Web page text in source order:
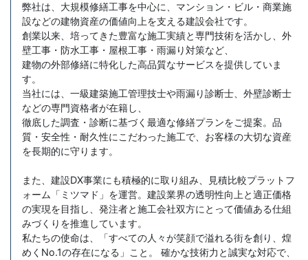
弊社は、大規模修繕工事を中心に、マンション・ビル・商業施
設などの建物資産の価値向上を支える建設会社です。
創業以来、培ってきた豊富な施工実績と専門技術を活かし、外
壁工事・防水工事・屋根工事・雨漏り対策など、
建物の外部修繕に特化した高品質なサービスを提供していま
す。
当社には、一級建築施工管理技士や雨漏り診断士、外壁診断士
などの専門資格者が在籍し、
徹底した調査・診断に基づく最適な修繕プランをご提案。品
質・安全性・耐久性にこだわった施工で、お客様の大切な資産
を長期的に守ります。
また、建設DX事業にも積極的に取り組み、見積比較プラットフ
ォーム「ミツマド」を運営。建設業界の透明性向上と適正価格
の実現を目指し、発注者と施工会社双方にとって価値ある仕組
みづくりを推進しています。
私たちの使命は、「すべての人々が笑顔で溢れる街を創り、煌
めくNo.1の存在になる」こと。 確かな技術力と誠実な対応で、